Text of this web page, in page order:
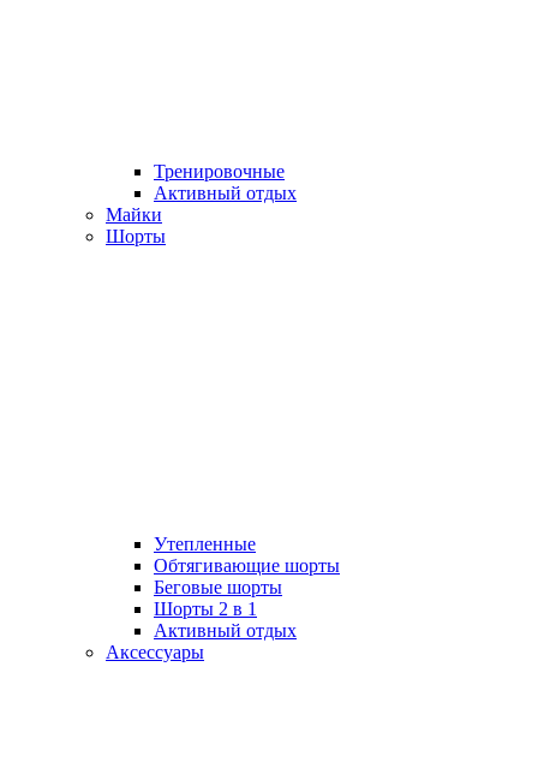
Тренировочные
Активный отдых
Майки
Шорты
Утепленные
Обтягивающие шорты
Беговые шорты
Шорты 2 в 1
Активный отдых
Аксессуары